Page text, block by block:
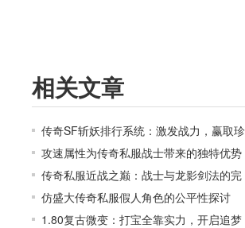
相关文章
传奇SF斩妖排行系统：激发战力，赢取珍
攻速属性为传奇私服战士带来的独特优势
传奇私服近战之巅：战士与龙影剑法的完
仿盛大传奇私服假人角色的公平性探讨
1.80复古微变：打宝全靠实力，开启追梦